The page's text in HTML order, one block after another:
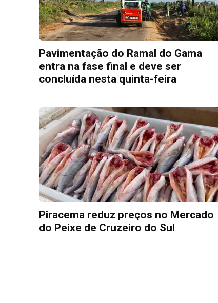
Pavimentação do Ramal do Gama
entra na fase final e deve ser
concluída nesta quinta-feira
Piracema reduz preços no Mercado
do Peixe de Cruzeiro do Sul